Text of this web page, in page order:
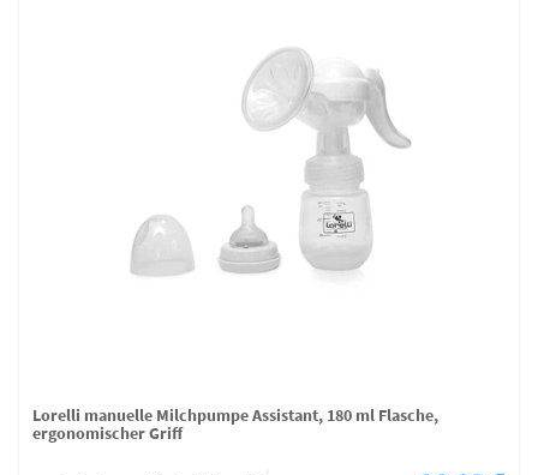
Lorelli manuelle Milchpumpe Assistant, 180 ml Flasche,
ergonomischer Griff